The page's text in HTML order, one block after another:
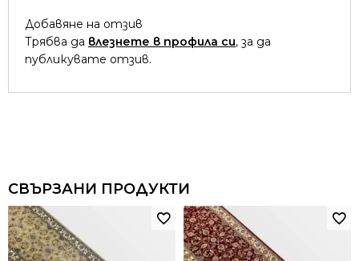
Добавяне на отзив
Трябва да влезнете в профила си, за да
публикувате отзив.
СВЪРЗАНИ ПРОДУКТИ